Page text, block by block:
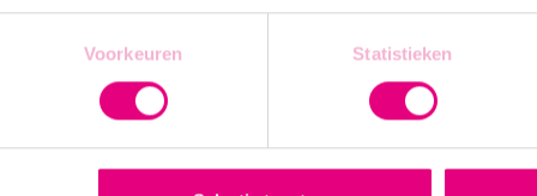
Voorkeuren Statistieken
Onderhoudselektrici
en